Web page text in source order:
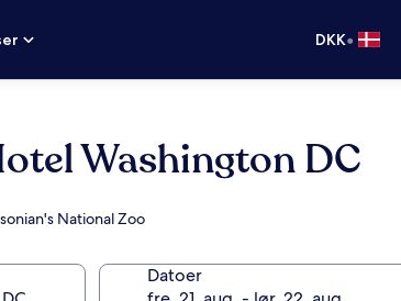
DKK•
Washington DC
National Zoo
Datoer